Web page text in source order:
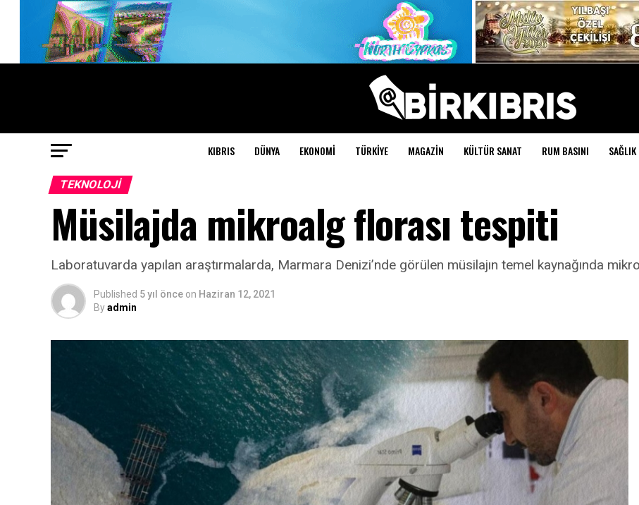
KIBRIS DÜNYA EKONOMI TÜRKIYE MAGAZIN KÜLTÜR SANAT RUM BASINI SAĞLIK
TEKNOLOJI
Müsilajda mikroalg florası tespiti
Laboratuvarda yapılan araştırmalarda, Marmara Denizi’nde görülen müsilajın temel kaynağında
Published 5 yıl önce on Haziran 12, 2021
Byadmin